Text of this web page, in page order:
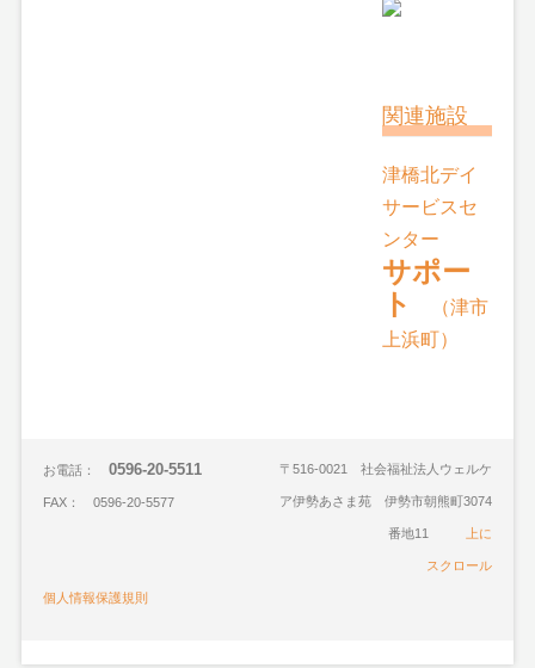
関連施設
津橋北デイ
サービスセ
ンター
サポー
ト
（津市
上浜町）
お電話：0596-20-5511
FAX： 0596-20-5577
〒516-0021 社会福祉法人ウェルケ
ア伊勢あさま苑 伊勢市朝熊町3074
番地11 上に
スクロール
個人情報保護規則